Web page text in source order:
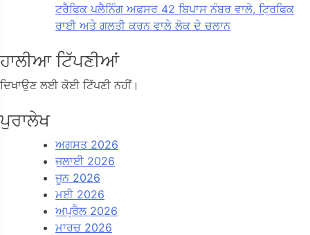
ਟਰੈਫਿਕ ਪਲੈਨਿੰਗ ਅਫਸਰ 42 ਬਿਪਾਸ ਨੰਬਰ ਵਾਲੇ, ਟ੍ਰਿਫਿਕ
ਰਾਈ ਅਤੇ ਗਲਤੀ ਕਰਨ ਵਾਲੇ ਲੋਕ ਦੇ ਚਲਾਨ
ਹਾਲੀਆ ਟਿੱਪਣੀਆਂ
ਦਿਖਾਉਣ ਲਈ ਕੋਈ ਟਿੱਪਣੀ ਨਹੀਂ।
ਪੁਰਾਲੇਖ
ਅਗਸਤ 2026
ਜੁਲਾਈ 2026
ਜੂਨ 2026
ਮਈ 2026
ਅਪ੍ਰੈਲ 2026
ਮਾਰਚ 2026